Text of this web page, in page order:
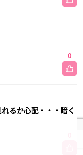
0
るか心配・・・暗く